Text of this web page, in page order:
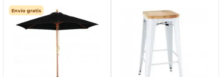
Envío gratis